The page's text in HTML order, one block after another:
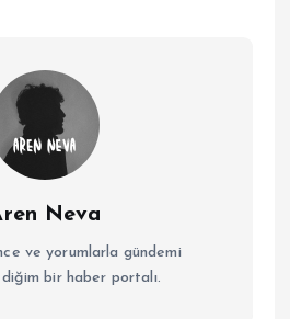
Neva
ve yorumlarla gündemi
bir haber portalı.